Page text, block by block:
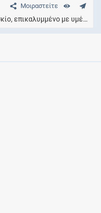
Μοιραστείτε
επικαλυμμένο με υμένιο